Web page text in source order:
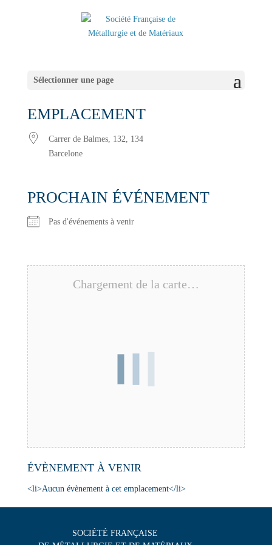
Sélectionner une page
EMPLACEMENT
Carrer de Balmes, 132, 134
Barcelone
PROCHAIN ÉVÉNEMENT
Pas d'événements à venir
Chargement de la carte…
ÉVÈNEMENT À VENIR
<li>Aucun évènement à cet emplacement</li>
SOCIÉTÉ FRANÇAISE